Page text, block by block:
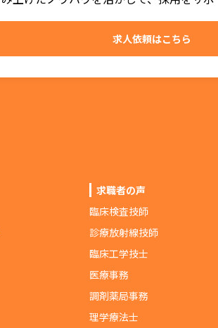
求人依頼はこちら
求職者の声
臨床検査技師
診療放射線技師
臨床工学技士
医療事務
調剤薬局事務
理学療法士